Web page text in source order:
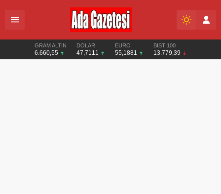
GRAM ALTIN
6.660,55
DOLAR
47,7111
EURO
55,1881
BIST 100
13.779,39